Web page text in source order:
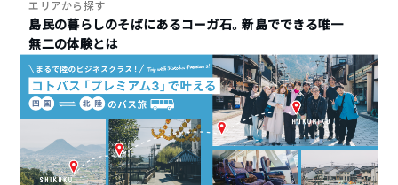
エリアから探す
島民の暮らしのそばにあるコーガ石。新島でできる唯一
無二の体験とは